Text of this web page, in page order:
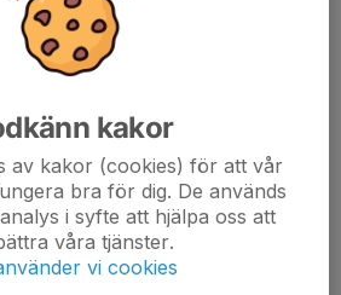
1
1 -8
kakor
av kakor (cookies) för att vår
bra för dig. De används
i syfte att hjälpa oss att
våra tjänster.
vi cookies